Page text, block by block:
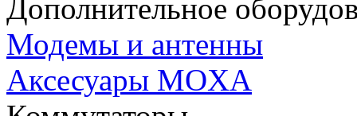
Дополнительное
Модемы и антенны
Аксесуары MOXA